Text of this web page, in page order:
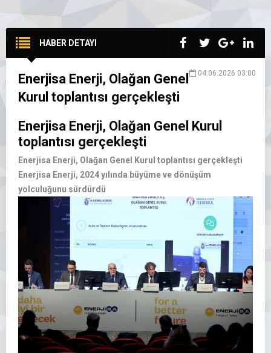
HABER DETAYI
04.06.2026 03:00
Enerjisa Enerji, Olağan Genel
Kurul toplantısı gerçekleşti
Enerjisa Enerji, Olağan Genel Kurul
toplantısı gerçekleşti
Enerjisa Enerji, Olağan Genel Kurul toplantısı gerçekleşti
Enerjisa Enerji, 2024 yılında büyüme ve dönüşüm
yolculuğunu sürdürdü